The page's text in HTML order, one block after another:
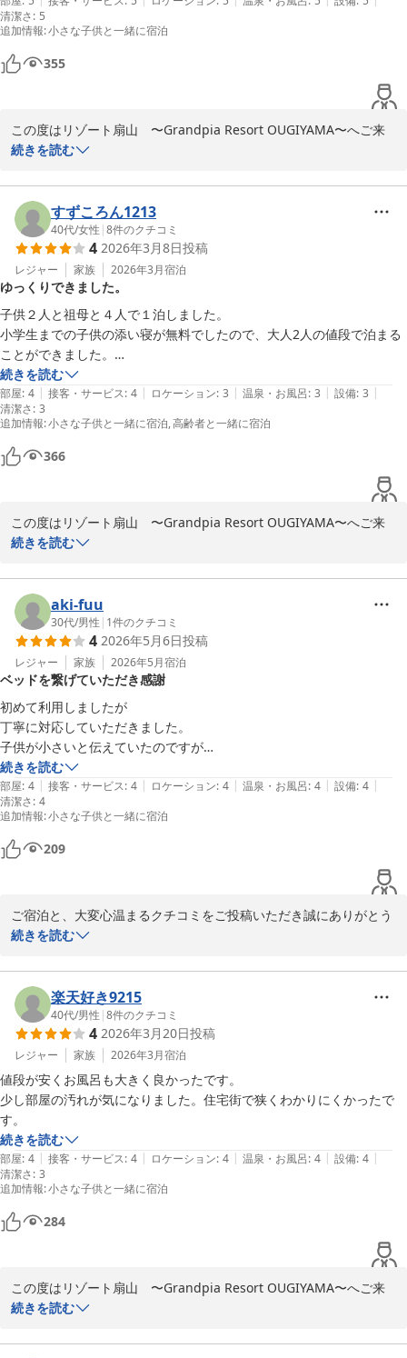
いただけますと幸いでございます。
これからもお部屋に入った瞬間の感動や、心地よい温泉のひととき
を多くのお客様にお届けできるよう、より一層のサービス向上に努
また機会がございましたら、ぜひ当館の自慢のお部屋と温泉へ癒や
されにお越しくださいませ。スタッフ一同、心よりお待ち申し上げ
リゾート扇山 〜Ｇｒａｎｄｐｉａ Ｒｅｓｏｒｔ ＯＵＧＩＹＡ
ＭＡ〜
2026-06-19
ービスがもうすぐなくなるという看板があったのは残念ですが、物価高
の中、仕方ないですね！宿泊料金があがるよりは全然嬉しいです！また
夏休み３泊予約しました！
清潔さ: 5
追加情報:小さな子供と一緒に宿泊
355
この度はリゾート扇山　〜Grandpia Resort OUGIYAMA〜へご来
館いただきましてあありがとうございます。
ご投稿のとおり、ドリンクのサービスは終了いたしますが、お子様
料金のサービスにつきましては継続していく意向でございます。
これから暑くなる時期ですがお元気でお過ごしください。
夏休みにお待ちしております！
リゾート扇山 〜Ｇｒａｎｄｐｉａ Ｒｅｓｏｒｔ ＯＵＧＩＹＡ
ＭＡ〜
2026-05-03
続きを読む
すずころん1213
40代/女性 |8件のクチコミ
4 2026年3月8日投稿
レジャー 家族 2026年3月宿泊
ゆっくりできました。
子供２人と祖母と４人で１泊しました。
小学生までの子供の添い寝が無料でしたので、大人2人の値段で泊まる
ことができました。
チェックインは姉妹店の「夢月」で行い、夢月から車で4分ほどで扇山
に到着しました。
道はとても狭く、急な坂もあるので注意です。
チェックインの際、受付のスタッフさんが外国の方だったのか、「冷蔵
庫の飲み物は全て無料なので、全部飲み干してください」と言われたの
ホテルの入り口でチェックインの際にいただいたパスワードを入力し、
ホテルに入ります。
狭いエレベーターで部屋の階まで上がり、部屋に入る時にまたパスワー
ドを入力して入室します。言われたとおりにすれば問題ありません。
部屋に入るとまず大きすぎるテレビが目に入ります。皆さんおっしゃっ
ているように、この部屋には大きすぎると思います。子供は喜んでまし
たが。すぐにYouTubeを見ようとしたらうまく接続できずに困って、
夢月(？)に電話をしたらすぐに来ていただき、見られるようになりまし
た。
部屋の広さはちょうどいいと思いますが、夕食を買ってきて部屋で食べ
たので、小さいテーブルと椅子があればよかったなと思いました。電子
レンジはあって良かったと思います。
お風呂はやはり柵が低すぎて、立つとほぼ丸見えです。見られてないと
は思いますが、中腰で移動しました。また、柵が低いし、隙間の空いて
いる柵なので、風がものすごく吹いてとても寒かったです。肩まで熱い
ませんでした。
すぐ隣に家族風呂がありましたが、部屋のお風呂と同じ大きさだったの
で入ってません。
他にも宿泊客がいたようですが、とても静かでした。おそらく家族風呂
くらいです。
チェックアウトはそのまま部屋を出るだけでしたので簡単でした。
部屋でゆっくりしたい人はいいホテルだと思います。
続きを読む
部屋: 4 | 接客・サービス: 4 | ロケーション: 3 | 温泉・お風呂: 3 | 設備: 3 |
清潔さ: 3
追加情報:小さな子供と一緒に宿泊 高齢者と一緒に宿泊
366
この度はリゾート扇山　〜Grandpia Resort OUGIYAMA〜へご来
館ありがとうございました。
天候の都合とはいえ当日はご不便おかけいたしましたこと、この場
を借りてお詫び申し上げます。
また機会がございましたら当館の温泉をお楽しみいただけますと幸
いです。
ご投稿ありがとうございました。
リゾート扇山 〜Ｇｒａｎｄｐｉａ Ｒｅｓｏｒｔ ＯＵＧＩＹＡ
ＭＡ〜
2026-05-03
続きを読む
aki-fuu
30代/男性 | 1件のクチコミ
4 2026年5月6日投稿
レジャー 家族 2026年5月宿泊
ベッドを繋げていただき感謝
初めて利用しましたが
丁寧に対応していただきました。
子供が小さいと伝えていたのですが
ツインの部屋でベッドをつなげていただいたので
家族全員川の字で寝ることが出来ました
続きを読む
部屋: 4 | 接客・サービス: 4 | ロケーション: 4 | 温泉・お風呂: 4 | 設備: 4 |
清潔さ: 4
追加情報:小さな子供と一緒に宿泊
209
ご宿泊と、大変心温まるクチコミをご投稿いただき誠にありがとう
ございます！
小さなお子様を連れての初めてのご旅行は何かとご不安もあったか
と思いますが、当館の対応やベッドの配置についてお喜びいただけ
て大変光栄です。「家族全員川の字で寝ることが出来た」というエ
ピソードを拝読し、スタッフ一同とても微笑ましく、嬉しい気持ち
でいっぱいになりました。
当館では、小さなお子様連れのご家族にも安心して心地よくお過ご
しいただけるよう、できる限りのサポートを心がけております。お
客様の快適なご滞在のお手伝いができましたこと、何よりの喜びで
ございます。
これからも皆様の大切な家族旅行の思い出の場所となれるよう、よ
り一層丁寧で温かいおもてなしに努めてまいります。
またぜひご家族皆様で、のんびり温泉と寛ぎの時間を過ごしにお越
ことを、心より楽しみにお待ち申し上げます。
ＭＡ〜
続きを読む
楽天好き9215
40代/男性 |8件のクチコミ
4 2026年3月20日投稿
レジャー 家族 2026年3月宿泊
値段が安くお風呂も大きく良かったです。
少し部屋の汚れが気になりました。住宅街で狭くわかりにくかったで
続きを読む
部屋: 4 | 接客・サービス: 4 | ロケーション: 4 | 温泉・お風呂: 4 | 設備: 4 |
清潔さ: 3
追加情報:小さな子供と一緒に宿泊
284
この度はリゾート扇山　〜Grandpia Resort OUGIYAMA〜へご来
館いただきましてあありがとうございます。
清潔感を感じていただけるよう善処してまいりたいと存じます。
続きを読む